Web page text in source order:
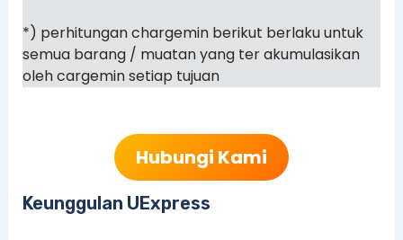
*) perhitungan chargemin berikut berlaku untuk
semua barang / muatan yang ter akumulasikan
oleh cargemin setiap tujuan
Hubungi Kami
Keunggulan UExpress